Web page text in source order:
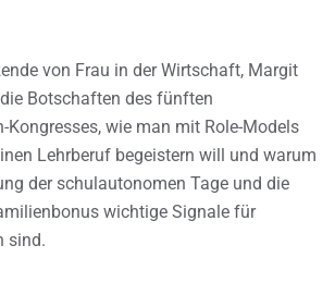
von Frau in der Wirtschaft, Margit
Botschaften des fünften
Kongresses, wie man mit Role-Models
Lehrberuf begeistern will und warum
der schulautonomen Tage und die
wichtige Signale für
sind.